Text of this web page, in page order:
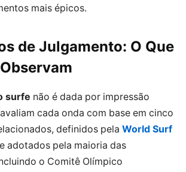
mais épicos.
de Julgamento: O Que
surfe não é dada por impressão
cada onda com base em cinco
definidos pela World Surf
e adotados pela maioria das
o Comitê Olímpico